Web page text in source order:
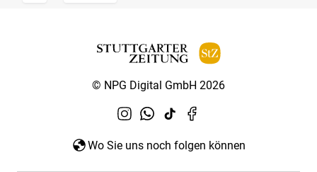
© NPG Digital GmbH 2026
Wo Sie uns noch folgen können